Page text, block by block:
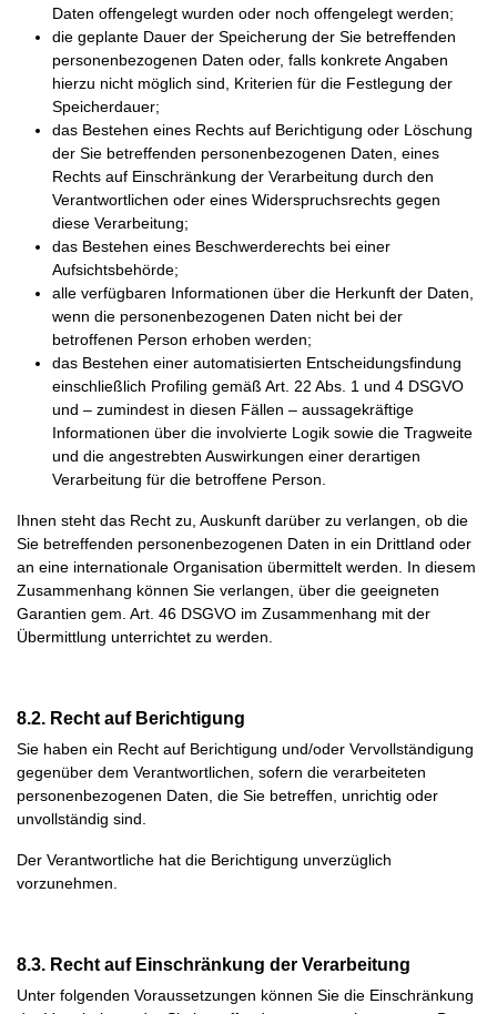
Daten offengelegt wurden oder noch offengelegt werden;
die geplante Dauer der Speicherung der Sie betreffenden
personenbezogenen Daten oder, falls konkrete Angaben
hierzu nicht möglich sind, Kriterien für die Festlegung der
Speicherdauer;
das Bestehen eines Rechts auf Berichtigung oder Löschung
der Sie betreffenden personenbezogenen Daten, eines
Rechts auf Einschränkung der Verarbeitung durch den
Verantwortlichen oder eines Widerspruchsrechts gegen
diese Verarbeitung;
das Bestehen eines Beschwerderechts bei einer
Aufsichtsbehörde;
alle verfügbaren Informationen über die Herkunft der Daten,
wenn die personenbezogenen Daten nicht bei der
betroffenen Person erhoben werden;
das Bestehen einer automatisierten Entscheidungsfindung
einschließlich Profiling gemäß Art. 22 Abs. 1 und 4 DSGVO
und – zumindest in diesen Fällen – aussagekräftige
Informationen über die involvierte Logik sowie die Tragweite
und die angestrebten Auswirkungen einer derartigen
Verarbeitung für die betroffene Person.
Ihnen steht das Recht zu, Auskunft darüber zu verlangen, ob die
Sie betreffenden personenbezogenen Daten in ein Drittland oder
an eine internationale Organisation übermittelt werden. In diesem
Zusammenhang können Sie verlangen, über die geeigneten
Garantien gem. Art. 46 DSGVO im Zusammenhang mit der
Übermittlung unterrichtet zu werden.
8.2. Recht auf Berichtigung
Sie haben ein Recht auf Berichtigung und/oder Vervollständigung
gegenüber dem Verantwortlichen, sofern die verarbeiteten
personenbezogenen Daten, die Sie betreffen, unrichtig oder
unvollständig sind.
Der Verantwortliche hat die Berichtigung unverzüglich
vorzunehmen.
8.3. Recht auf Einschränkung der Verarbeitung
Unter folgenden Voraussetzungen können Sie die Einschränkung